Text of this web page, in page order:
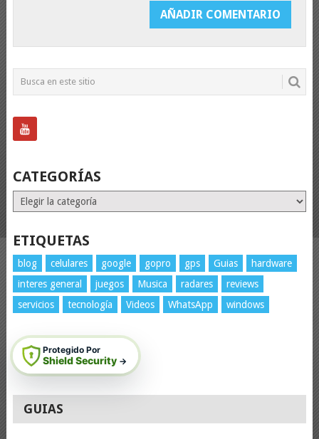
CATEGORÍAS
Categorías
ETIQUETAS
blog celulares google gopro gps Guias
hardware
interes general
juegos Musica radares
reviews
servicios
tecnología Videos WhatsApp windows
Protegido Por
Shield Security →
GUIAS